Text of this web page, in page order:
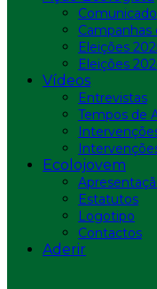
Campanhas
Eleições
Eleições
Vídeos
Entrevistas
Tempos de
Ecolojovem
Estatutos
Logotipo
Contactos
Aderir